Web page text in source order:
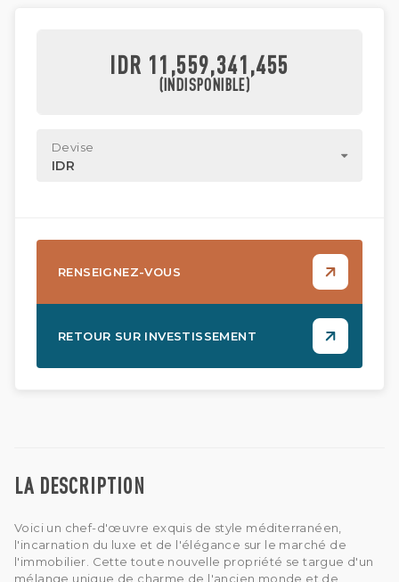
LA DESCRIPTION
Voici un chef-d'œuvre exquis de style méditerranéen,
l'incarnation du luxe et de l'élégance sur le marché de
l'immobilier. Cette toute nouvelle propriété se targue d'un
mélange unique de charme de l'ancien monde et de
IDR 11,559,341,455
(INDISPONIBLE)
Devise
IDR
RENSEIGNEZ-VOUS
RETOUR SUR INVESTISSEMENT